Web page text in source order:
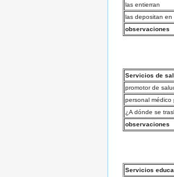
las entierran
las depositan en
observaciones
Servicios de
promotor de
personal médico
¿A dónde se
observaciones
Servicios